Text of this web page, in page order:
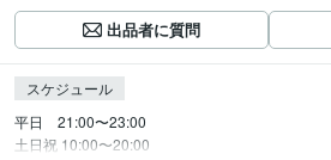
出品者に質問
スケジュール
平日　21:00〜23:00
土日祝 10:00〜20:00